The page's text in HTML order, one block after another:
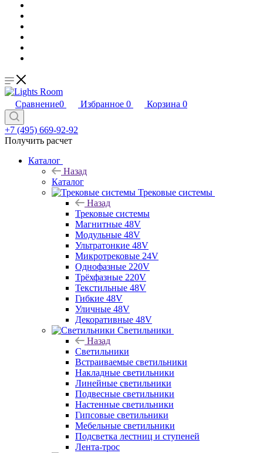
Сравнение0 Избранное 0 Корзина 0
+7 (495) 669-92-92
Получить расчет
Каталог
Назад
Каталог
Трековые системы
Назад
Трековые системы
Магнитные 48V
Модульные 48V
Ультратонкие 48V
Микротрековые 24V
Однофазные 220V
Трёхфазные 220V
Текстильные 48V
Гибкие 48V
Уличные 48V
Декоративные 48V
Светильники
Назад
Светильники
Встраиваемые светильники
Накладные светильники
Линейные светильники
Подвесные светильники
Настенные светильники
Гипсовые светильники
Мебельные светильники
Подсветка лестниц и ступеней
Лента-трос